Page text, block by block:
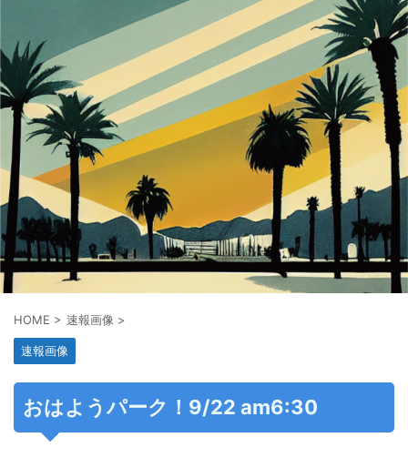
HOME > 速報画像 >
速報画像
おはようパーク！9/22 am6:30